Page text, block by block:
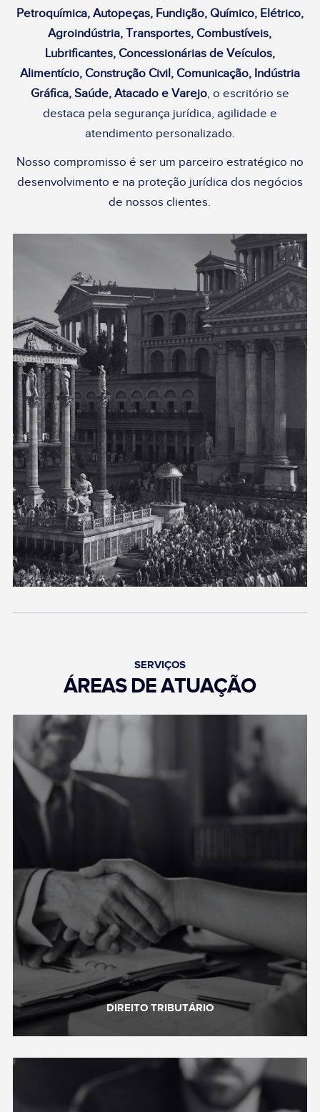
Petroquímica, Autopeças, Fundição, Químico, Elétrico,
Agroindústria, Transportes, Combustíveis,
Lubrificantes, Concessionárias de Veículos,
Alimentício, Construção Civil, Comunicação, Indústria
Gráfica, Saúde, Atacado e Varejo, o escritório se
destaca pela segurança jurídica, agilidade e
atendimento personalizado.
Nosso compromisso é ser um parceiro estratégico no
desenvolvimento e na proteção jurídica dos negócios
de nossos clientes.
SERVIÇOS
ÁREAS DE ATUAÇÃO
DIREITO TRIBUTÁRIO